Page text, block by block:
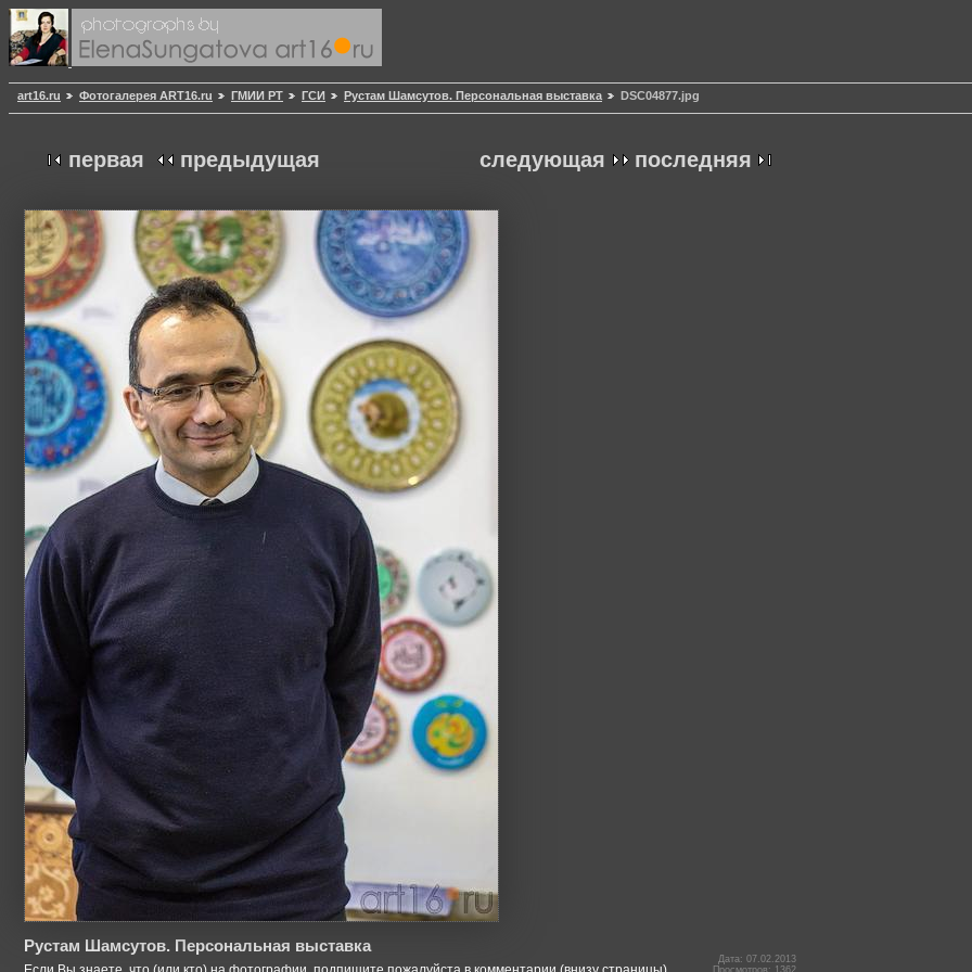
art16.ru Фотогалерея ART16.ru ГМИИ РТ ГСИ Рустам Шамсутов. Персональная выставка DSC04877.jpg
следующая последняя
первая предыдущая
Рустам Шамсутов. Персональная выставка
Дата: 07.02.2013